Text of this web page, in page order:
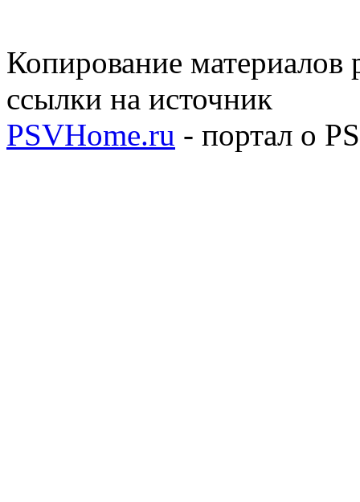
Копирование материалов
ссылки на источник
PSVHome.ru - портал о